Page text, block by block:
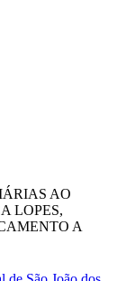
AO
LOPES,
A